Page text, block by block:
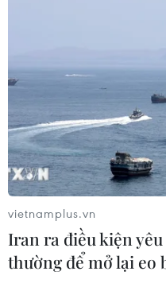
đặc trưng sông nước
Lộ diện trường đại học
điểm chuẩn cán mốc
điểm
09/08/2026 08:13
vietnamplus.vn
Iran ra điều kiện
thường để mở lại eo